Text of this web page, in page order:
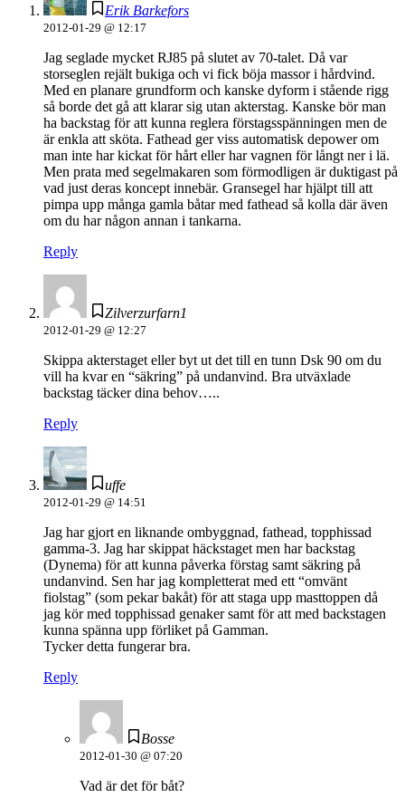
Erik Barkefors
2012-01-29 @ 12:17
Jag seglade mycket RJ85 på slutet av 70-talet. Då var
storseglen rejält bukiga och vi fick böja massor i hårdvind.
Med en planare grundform och kanske dyform i stående rigg
så borde det gå att klarar sig utan akterstag. Kanske bör man
ha backstag för att kunna reglera förstagsspänningen men de
är enkla att sköta. Fathead ger viss automatisk depower om
man inte har kickat för hårt eller har vagnen för långt ner i lä.
Men prata med segelmakaren som förmodligen är duktigast på
vad just deras koncept innebär. Gransegel har hjälpt till att
pimpa upp många gamla båtar med fathead så kolla där även
om du har någon annan i tankarna.
Reply
Zilverzurfarn1
2012-01-29 @ 12:27
Skippa akterstaget eller byt ut det till en tunn Dsk 90 om du
vill ha kvar en “säkring” på undanvind. Bra utväxlade
backstag täcker dina behov…..
Reply
uffe
2012-01-29 @ 14:51
Jag har gjort en liknande ombyggnad, fathead, topphissad
gamma-3. Jag har skippat häckstaget men har backstag
(Dynema) för att kunna påverka förstag samt säkring på
undanvind. Sen har jag kompletterat med ett “omvänt
fiolstag” (som pekar bakåt) för att staga upp masttoppen då
jag kör med topphissad genaker samt för att med backstagen
kunna spänna upp förliket på Gamman.
Tycker detta fungerar bra.
Reply
Bosse
2012-01-30 @ 07:20
Vad är det för båt?